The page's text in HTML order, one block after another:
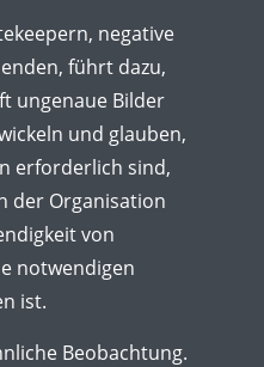
negative
führt dazu,
ungenaue Bilder
und glauben,
erforderlich sind,
der Organisation
von
notwendigen
ist.
Beobachtung.